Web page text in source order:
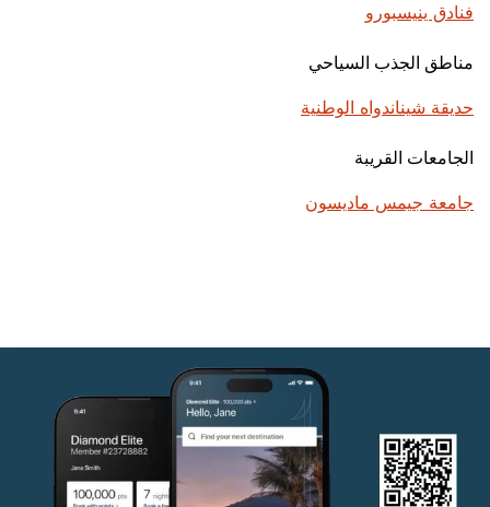
فنادق ينيسبورو
مناطق الجذب السياحي
حديقة شيناندواه الوطنية
الجامعات القريبة
جامعة جيمس ماديسون